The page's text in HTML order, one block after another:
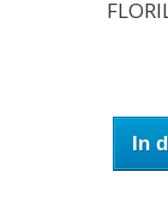
In